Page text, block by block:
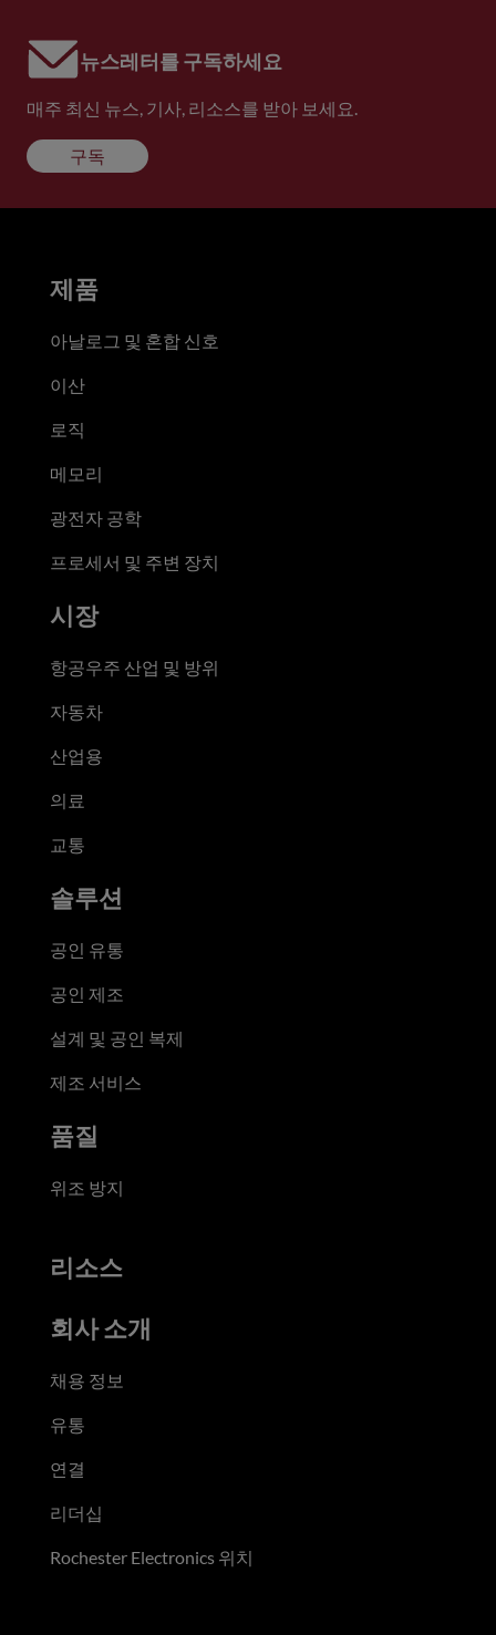
뉴스레터를 구독하세요
매주 최신 뉴스, 기사, 리소스를 받아 보세요.
구독
제품
아날로그 및 혼합 신호
이산
로직
메모리
광전자 공학
프로세서 및 주변 장치
시장
항공우주 산업 및 방위
자동차
산업용
의료
교통
솔루션
공인 유통
공인 제조
설계 및 공인 복제
제조 서비스
품질
위조 방지
리소스
회사 소개
채용 정보
유통
연결
리더십
Rochester Electronics 위치